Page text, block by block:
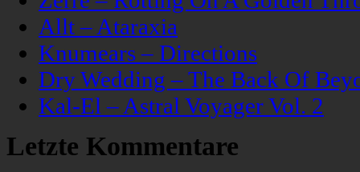
Allt – Ataraxia
Knumears – Directions
Dry Wedding – The Back Of
Kal-El – Astral Voyager Vol. 2
Letzte Kommentare